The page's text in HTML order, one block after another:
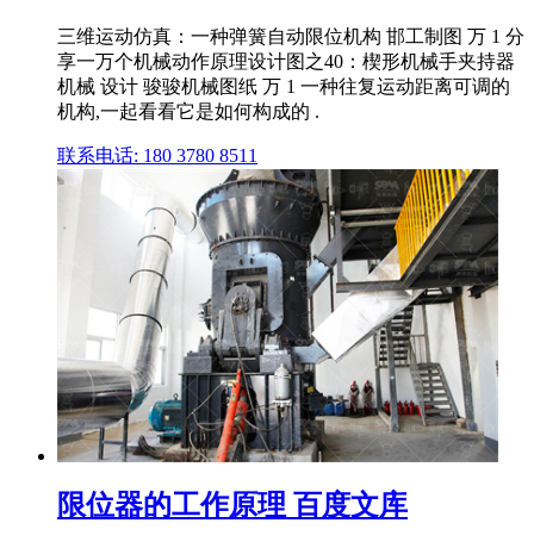
三维运动仿真：一种弹簧自动限位机构 邯工制图 万 1 分
享一万个机械动作原理设计图之40：楔形机械手夹持器
机械 设计 骏骏机械图纸 万 1 一种往复运动距离可调的
机构,一起看看它是如何构成的 .
联系电话: 180 3780 8511
限位器的工作原理 百度文库